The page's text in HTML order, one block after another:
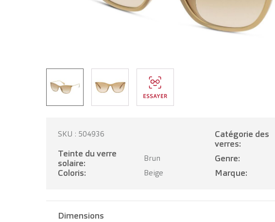
SKU : 504936
Catégorie des
verres:
Teinte du verre
solaire:
Brun Genre:
Coloris: Beige Marque:
Dimensions